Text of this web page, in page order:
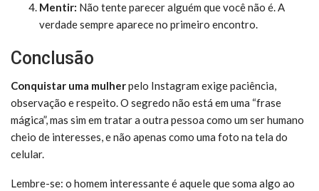
Mentir: Não tente parecer alguém que você não é. A
verdade sempre aparece no primeiro encontro.
Conclusão
Conquistar uma mulherpelo Instagram exige paciência,
observação e respeito. O segredo não está em uma “frase
mágica”, mas sim em tratar a outra pessoa como um ser humano
cheio de interesses, e não apenas como uma foto na tela do
celular.
Lembre-se: o homem interessante é aquele que soma algo ao